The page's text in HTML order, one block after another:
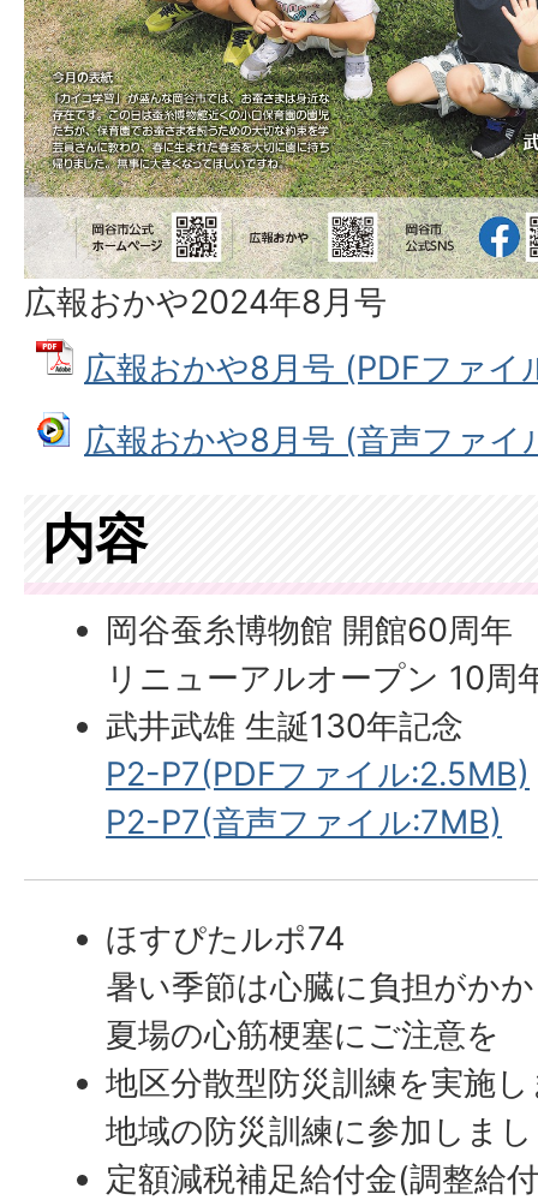
広報おかや2024年8月号
広報おかや8月号 (PDFファイ
広報おかや8月号 (音声ファイ
内容
岡谷蚕糸博物館 開館60周年
リニューアルオープン 10周
武井武雄 生誕130年記念
P2-P7(PDFファイル:2.5MB)
P2-P7(音声ファイル:7MB)
ほすぴたルポ74
暑い季節は心臓に負担がか
夏場の心筋梗塞にご注意を
地区分散型防災訓練を実施
地域の防災訓練に参加しま
定額減税補足給付金(調整給